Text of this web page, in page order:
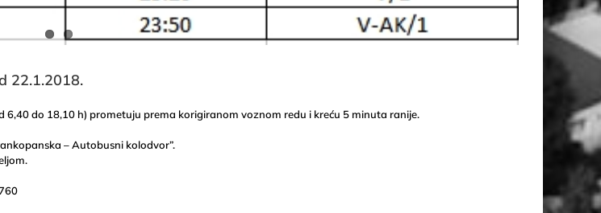
22.1.2018.
do 18,10 h) prometuju prema korigiranom voznom redu i kreću 5 minuta ranije.
– Autobusni kolodvor”.